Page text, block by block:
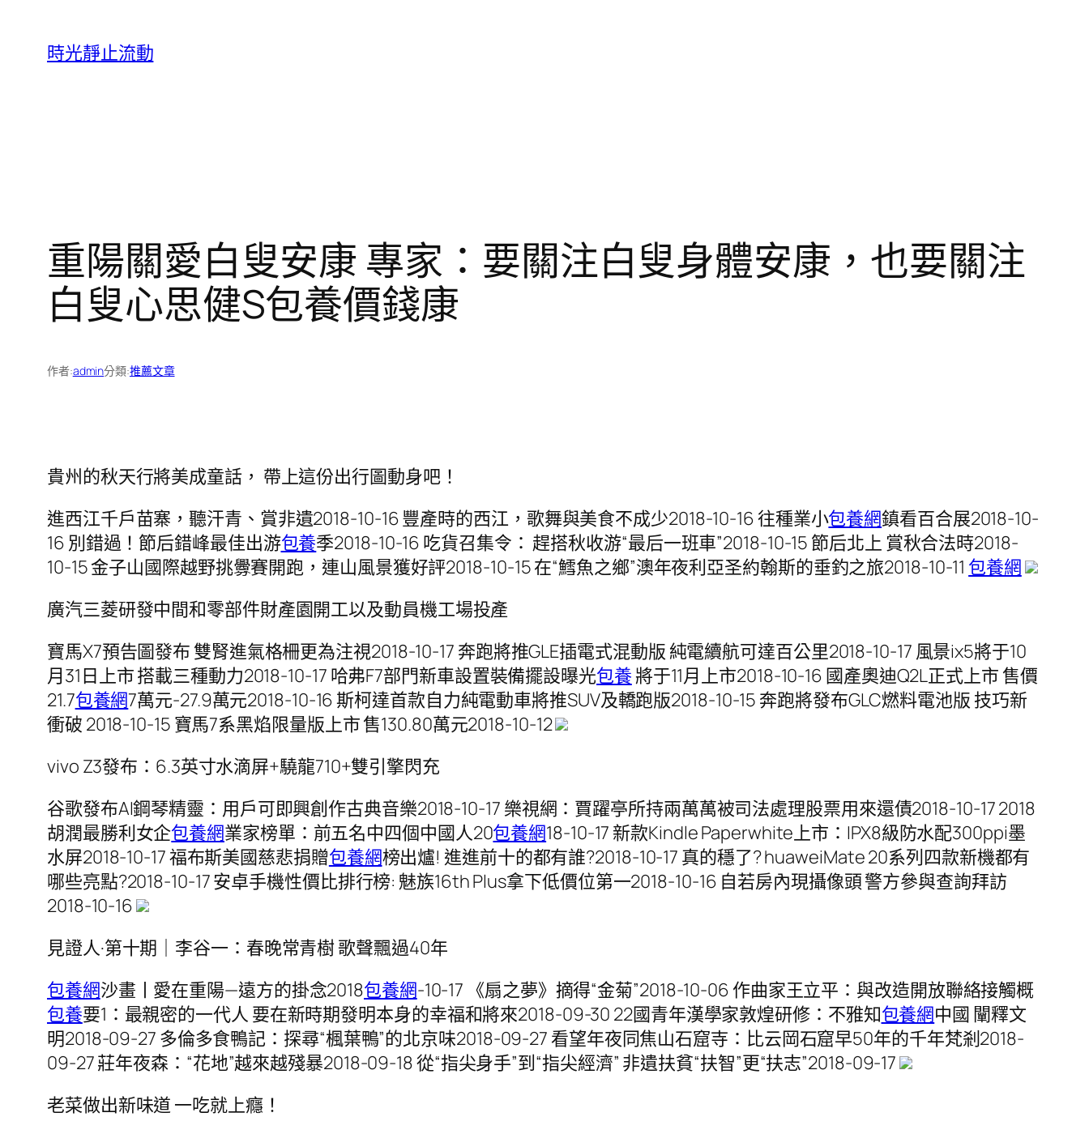
時光靜止流動
重陽關愛白叟安康 專家：要關注白叟身體安康，也要關注
白叟心思健S包養價錢康
作者:admin分類:推薦文章
貴州的秋天行將美成童話， 帶上這份出行圖動身吧！
進西江千戶苗寨，聽汗青、賞非遺2018-10-16 豐產時的西江，歌舞與美食不成少2018-10-16 往種業小包養網鎮看百合展2018-10-
16 別錯過！節后錯峰最佳出游包養季2018-10-16 吃貨召集令： 趕搭秋收游“最后一班車”2018-10-15 節后北上 賞秋合法時2018-
10-15 金子山國際越野挑釁賽開跑，連山風景獲好評2018-10-15 在“鱈魚之鄉”澳年夜利亞圣約翰斯的垂釣之旅2018-10-11 包養網
廣汽三菱研發中間和零部件財產園開工以及動員機工場投產
寶馬X7預告圖發布 雙腎進氣格柵更為注視2018-10-17 奔跑將推GLE插電式混動版 純電續航可達百公里2018-10-17 風景ix5將于10
月31日上市 搭載三種動力2018-10-17 哈弗F7部門新車設置裝備擺設曝光包養將于11月上市2018-10-16 國產奧迪Q2L正式上市 售價
21.7包養網7萬元-27.9萬元2018-10-16 斯柯達首款自力純電動車將推SUV及轎跑版2018-10-15 奔跑將發布GLC燃料電池版 技巧新
衝破 2018-10-15 寶馬7系黑焰限量版上市 售130.80萬元2018-10-12
vivo Z3發布：6.3英寸水滴屏+驍龍710+雙引擎閃充
谷歌發布AI鋼琴精靈：用戶可即興創作古典音樂2018-10-17 樂視網：賈躍亭所持兩萬萬被司法處理股票用來還債2018-10-17 2018
胡潤最勝利女企包養網業家榜單：前五名中四個中國人20包養網18-10-17 新款Kindle Paperwhite上市：IPX8級防水配300ppi墨
水屏2018-10-17 福布斯美國慈悲捐贈包養網榜出爐! 進進前十的都有誰?2018-10-17 真的穩了? huaweiMate 20系列四款新機都有
哪些亮點?2018-10-17 安卓手機性價比排行榜: 魅族16th Plus拿下低價位第一2018-10-16 自若房內現攝像頭 警方參與查詢拜訪
2018-10-16
見證人·第十期｜李谷一：春晚常青樹 歌聲飄過40年
包養網沙畫丨愛在重陽—遠方的掛念2018包養網-10-17 《扇之夢》摘得“金菊”2018-10-06 作曲家王立平：與改造開放聯絡接觸概
包養要1：最親密的一代人 要在新時期發明本身的幸福和將來2018-09-30 22國青年漢學家敦煌研修：不雅知包養網中國 闡釋文
明2018-09-27 多倫多食鴨記：探尋“楓葉鴨”的北京味2018-09-27 看望年夜同焦山石窟寺：比云岡石窟早50年的千年梵剎2018-
09-27 莊年夜森：“花地”越來越殘暴2018-09-18 從“指尖身手”到“指尖經濟” 非遺扶貧“扶智”更“扶志”2018-09-17
老菜做出新味道 一吃就上癮！